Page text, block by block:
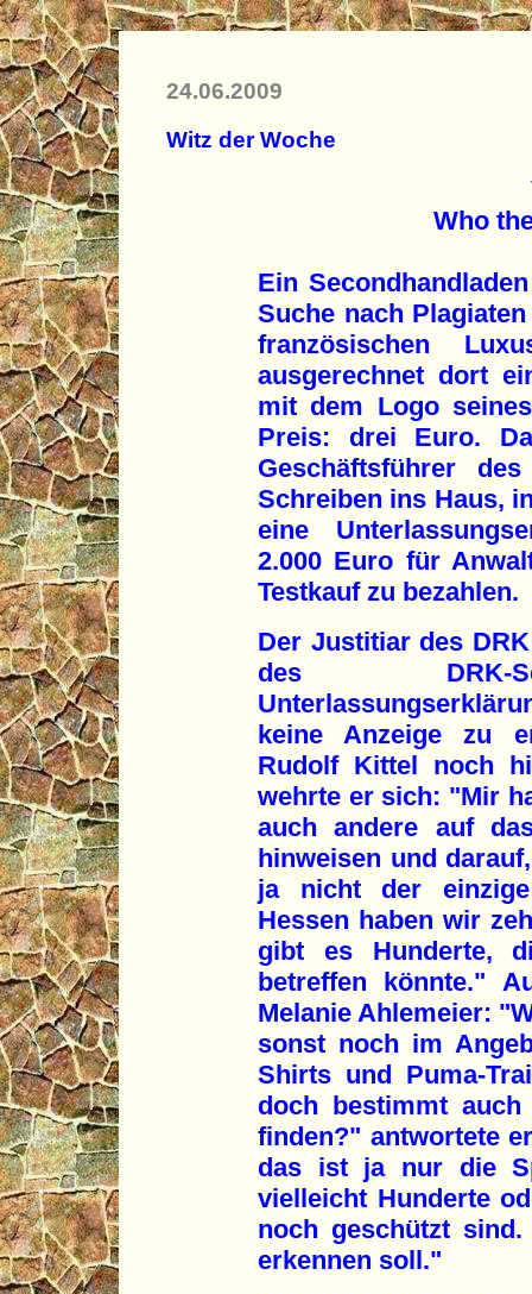
24.06.2009
Witz der Woche
Who
Ein
Suche nach
französischen
ausgerechnet dort
mit dem Logo
Preis: drei Euro.
Geschäftsführer
Schreiben ins Haus,
eine
2.000 Euro für
Testkauf zu bezahlen.
Der Justitiar des
des DRK-
keine Anzeige zu
Rudolf Kittel noch
wehrte er sich: "Mir
auch andere auf
hinweisen und
ja nicht der
Hessen haben wir
gibt es Hunderte,
betreffen könnte."
Melanie Ahlemeier:
sonst noch im
Shirts und Puma-
doch bestimmt auch
finden?" antwortete
das ist ja nur die
vielleicht Hunderte
noch geschützt
erkennen soll."